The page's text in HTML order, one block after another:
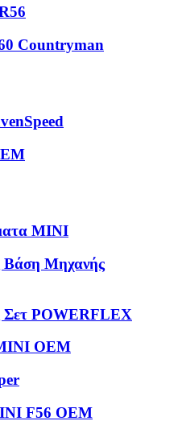
Countryman
MINI
Βάση Μηχανής
Σετ POWERFLEX
OEM
F56 OEM